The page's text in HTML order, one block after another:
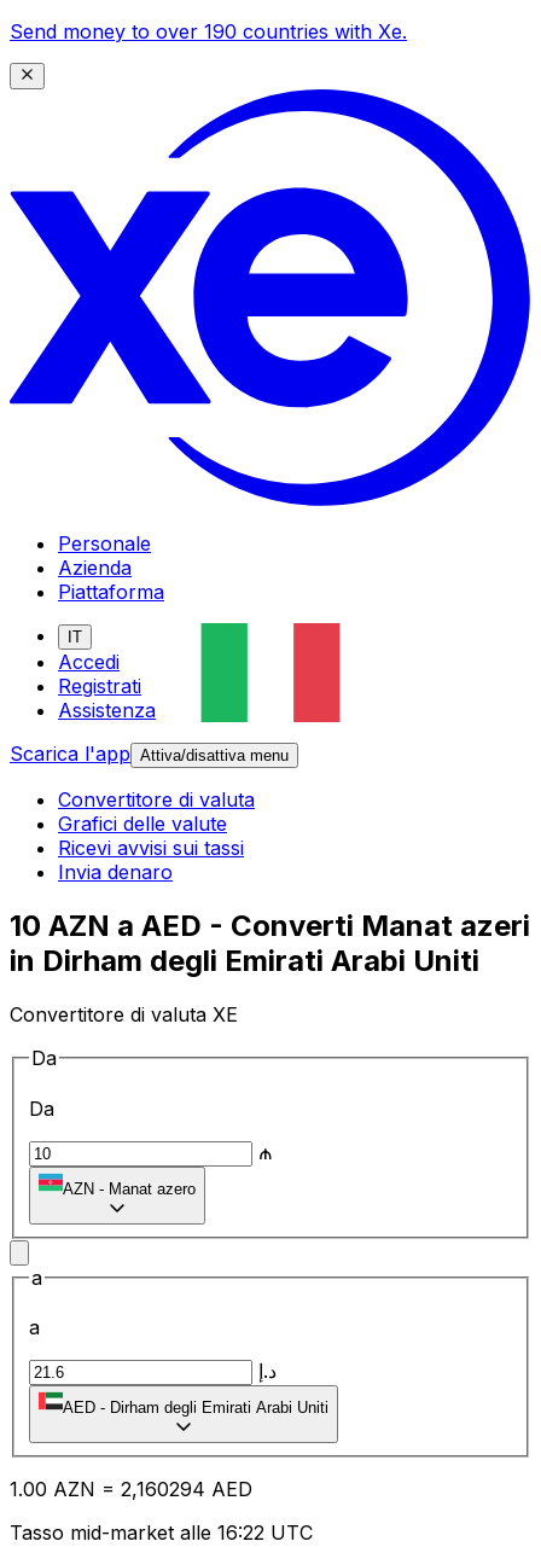
Send money to over 190 countries with Xe.
Personale
Azienda
Piattaforma
IT
Accedi
Registrati
Assistenza
Scarica l'app Attiva/disattiva menu
Convertitore di valuta
Grafici delle valute
Ricevi avvisi sui tassi
Invia denaro
10 AZN a AED - Converti Manat azeri
in Dirham degli Emirati Arabi Uniti
Convertitore di valuta XE
Da
Da
₼
AZN - Manat azero
a
a
د.إ
AED - Dirham degli Emirati Arabi Uniti
1.00 AZN = 2,160294 AED
Tasso mid-market alle 16:22 UTC